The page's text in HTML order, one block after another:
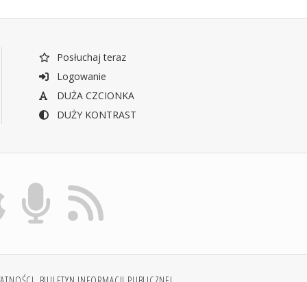
Posłuchaj teraz
Logowanie
DUŻA CZCIONKA
DUŻY KONTRAST